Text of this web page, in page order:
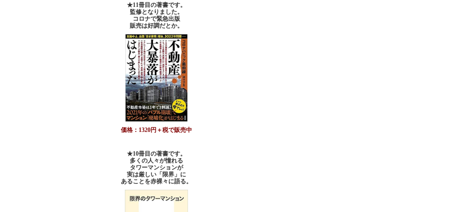
★11冊目の著書です。
監修となりました。
コロナで緊急出版
販売は好調だとか。
価格：1320円＋税で販売中
★10冊目の著書です。
多くの人々が憧れる
タワーマンションが
実は厳しい「限界」に
あることを赤裸々に語る。